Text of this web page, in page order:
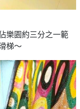
樂園約三分之一範
梯～